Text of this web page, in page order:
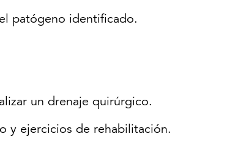
patógeno identificado.
un drenaje quirúrgico.
y ejercicios de rehabilitación.